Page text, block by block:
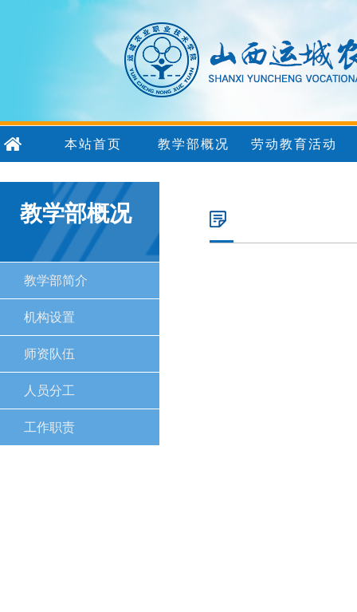
本站首页 教学部概况 劳动教育活动
教学部概况
教学部简介
机构设置
师资队伍
人员分工
工作职责